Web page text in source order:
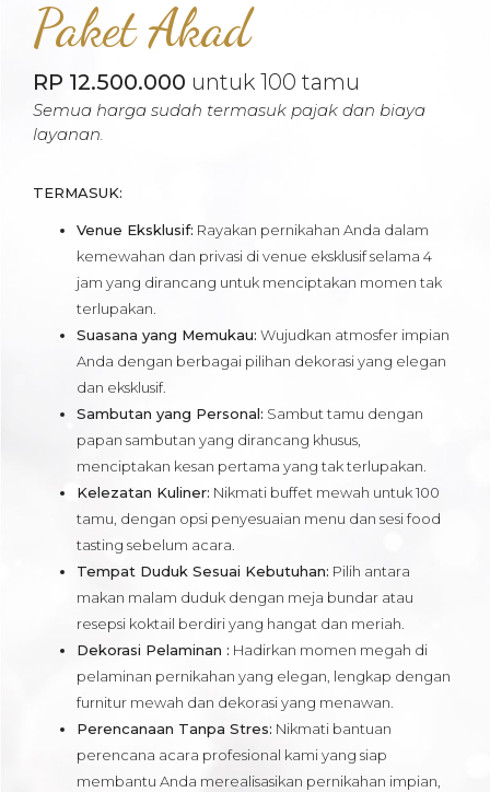
Paket Akad
RP 12.500.000 untuk 100 tamu
Semua harga sudah termasuk pajak dan biaya
layanan.
TERMASUK:
Venue Eksklusif: Rayakan pernikahan Anda dalam
kemewahan dan privasi di venue eksklusif selama 4
jam yang dirancang untuk menciptakan momen tak
terlupakan.
Suasana yang Memukau: Wujudkan atmosfer impian
Anda dengan berbagai pilihan dekorasi yang elegan
dan eksklusif.
Sambutan yang Personal: Sambut tamu dengan
papan sambutan yang dirancang khusus,
menciptakan kesan pertama yang tak terlupakan.
Kelezatan Kuliner: Nikmati buffet mewah untuk 100
tamu, dengan opsi penyesuaian menu dan sesi food
tasting sebelum acara.
Tempat Duduk Sesuai Kebutuhan: Pilih antara
makan malam duduk dengan meja bundar atau
resepsi koktail berdiri yang hangat dan meriah.
Dekorasi Pelaminan : Hadirkan momen megah di
pelaminan pernikahan yang elegan, lengkap dengan
furnitur mewah dan dekorasi yang menawan.
Perencanaan Tanpa Stres: Nikmati bantuan
perencana acara profesional kami yang siap
membantu Anda merealisasikan pernikahan impian,